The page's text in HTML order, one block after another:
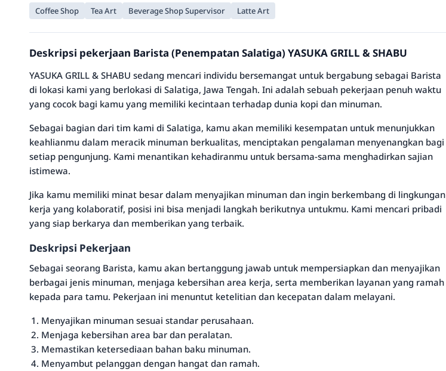
Coffee Shop Tea Art Beverage Shop Supervisor Latte Art
Deskripsi pekerjaan Barista (Penempatan Salatiga) YASUKA GRILL & SHABU
YASUKA GRILL & SHABU sedang mencari individu bersemangat untuk bergabung sebagai Barista
di lokasi kami yang berlokasi di Salatiga, Jawa Tengah. Ini adalah sebuah pekerjaan penuh waktu
yang cocok bagi kamu yang memiliki kecintaan terhadap dunia kopi dan minuman.
Sebagai bagian dari tim kami di Salatiga, kamu akan memiliki kesempatan untuk menunjukkan
keahlianmu dalam meracik minuman berkualitas, menciptakan pengalaman menyenangkan bagi
setiap pengunjung. Kami menantikan kehadiranmu untuk bersama-sama menghadirkan sajian
istimewa.
Jika kamu memiliki minat besar dalam menyajikan minuman dan ingin berkembang di lingkungan
kerja yang kolaboratif, posisi ini bisa menjadi langkah berikutnya untukmu. Kami mencari pribadi
yang siap berkarya dan memberikan yang terbaik.
Deskripsi Pekerjaan
Sebagai seorang Barista, kamu akan bertanggung jawab untuk mempersiapkan dan menyajikan
berbagai jenis minuman, menjaga kebersihan area kerja, serta memberikan layanan yang ramah
kepada para tamu. Pekerjaan ini menuntut ketelitian dan kecepatan dalam melayani.
Menyajikan minuman sesuai standar perusahaan.
Menjaga kebersihan area bar dan peralatan.
Memastikan ketersediaan bahan baku minuman.
Menyambut pelanggan dengan hangat dan ramah.